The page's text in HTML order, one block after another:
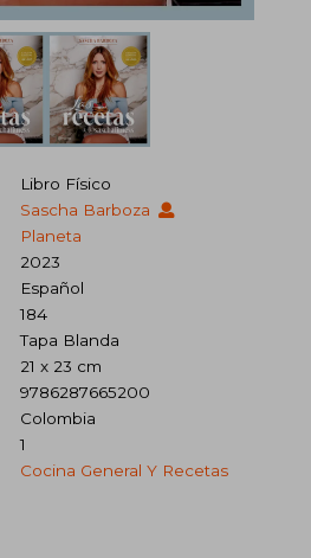
Libro Físico
Sascha Barboza
Planeta
2023
Español
184
Tapa Blanda
21 x 23 cm
9786287665200
Colombia
1
Cocina General Y Recetas